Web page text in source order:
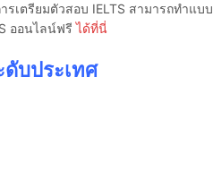
รเตรียมตัวสอบ IELTS สามารถทำแบบ
ออนไลน์ฟรีได้ที่นี่
ดับประเทศ